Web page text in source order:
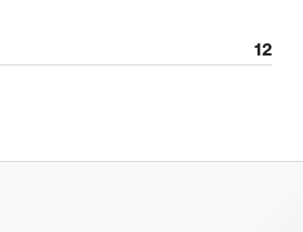
12